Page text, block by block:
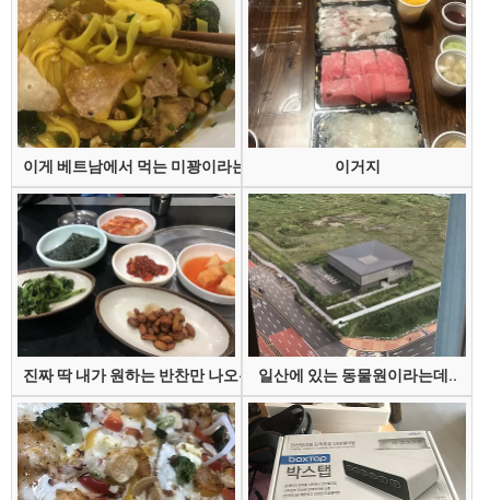
이게 베트남에서 먹는 미꽝이라는 건데 이거지
진짜 딱 내가 원하는 반찬만 나오는 집일산에 있는 동물원이라는데..